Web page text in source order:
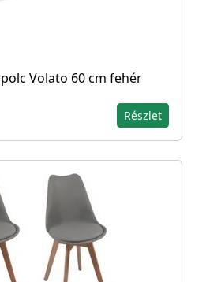
polc Volato 60 cm fehér
Részlet